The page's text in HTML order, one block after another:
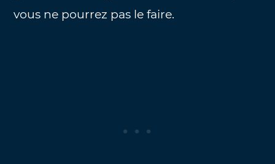
vous ne pourrez pas le faire.